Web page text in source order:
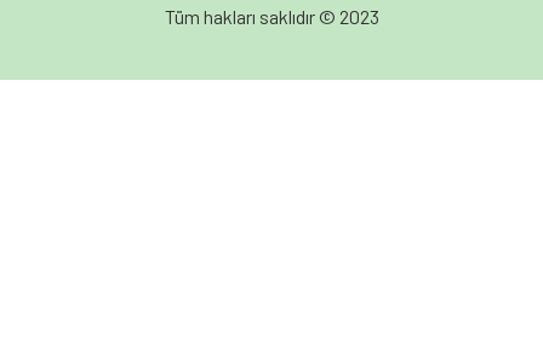
Tüm hakları saklıdır © 2023